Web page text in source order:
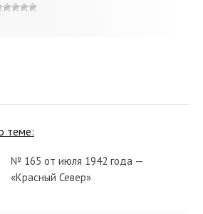
теме:
№ 165 от июля 1942 года —
«Красный Север»